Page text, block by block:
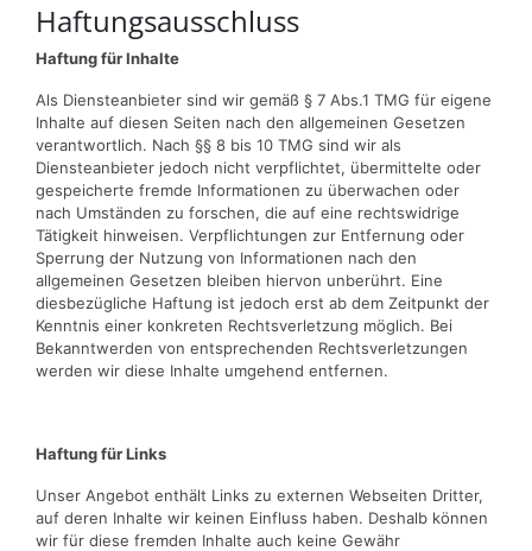
Haftungsausschluss
Haftung für Inhalte
Als Diensteanbieter sind wir gemäß § 7 Abs.1 TMG für eigene
Inhalte auf diesen Seiten nach den allgemeinen Gesetzen
verantwortlich. Nach §§ 8 bis 10 TMG sind wir als
Diensteanbieter jedoch nicht verpflichtet, übermittelte oder
gespeicherte fremde Informationen zu überwachen oder
nach Umständen zu forschen, die auf eine rechtswidrige
Tätigkeit hinweisen. Verpflichtungen zur Entfernung oder
Sperrung der Nutzung von Informationen nach den
allgemeinen Gesetzen bleiben hiervon unberührt. Eine
diesbezügliche Haftung ist jedoch erst ab dem Zeitpunkt der
Kenntnis einer konkreten Rechtsverletzung möglich. Bei
Bekanntwerden von entsprechenden Rechtsverletzungen
werden wir diese Inhalte umgehend entfernen.
Haftung für Links
Unser Angebot enthält Links zu externen Webseiten Dritter,
auf deren Inhalte wir keinen Einfluss haben. Deshalb können
wir für diese fremden Inhalte auch keine Gewähr